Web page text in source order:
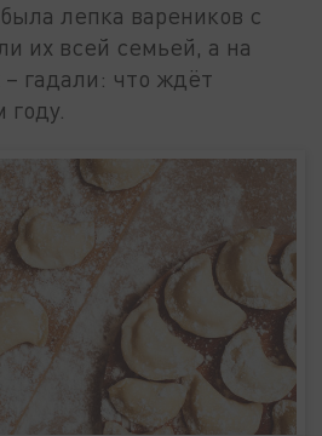
лепка вареников с
их всей семьей, а на
– гадали: что ждёт